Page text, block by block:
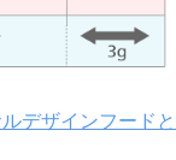
デザインフードと